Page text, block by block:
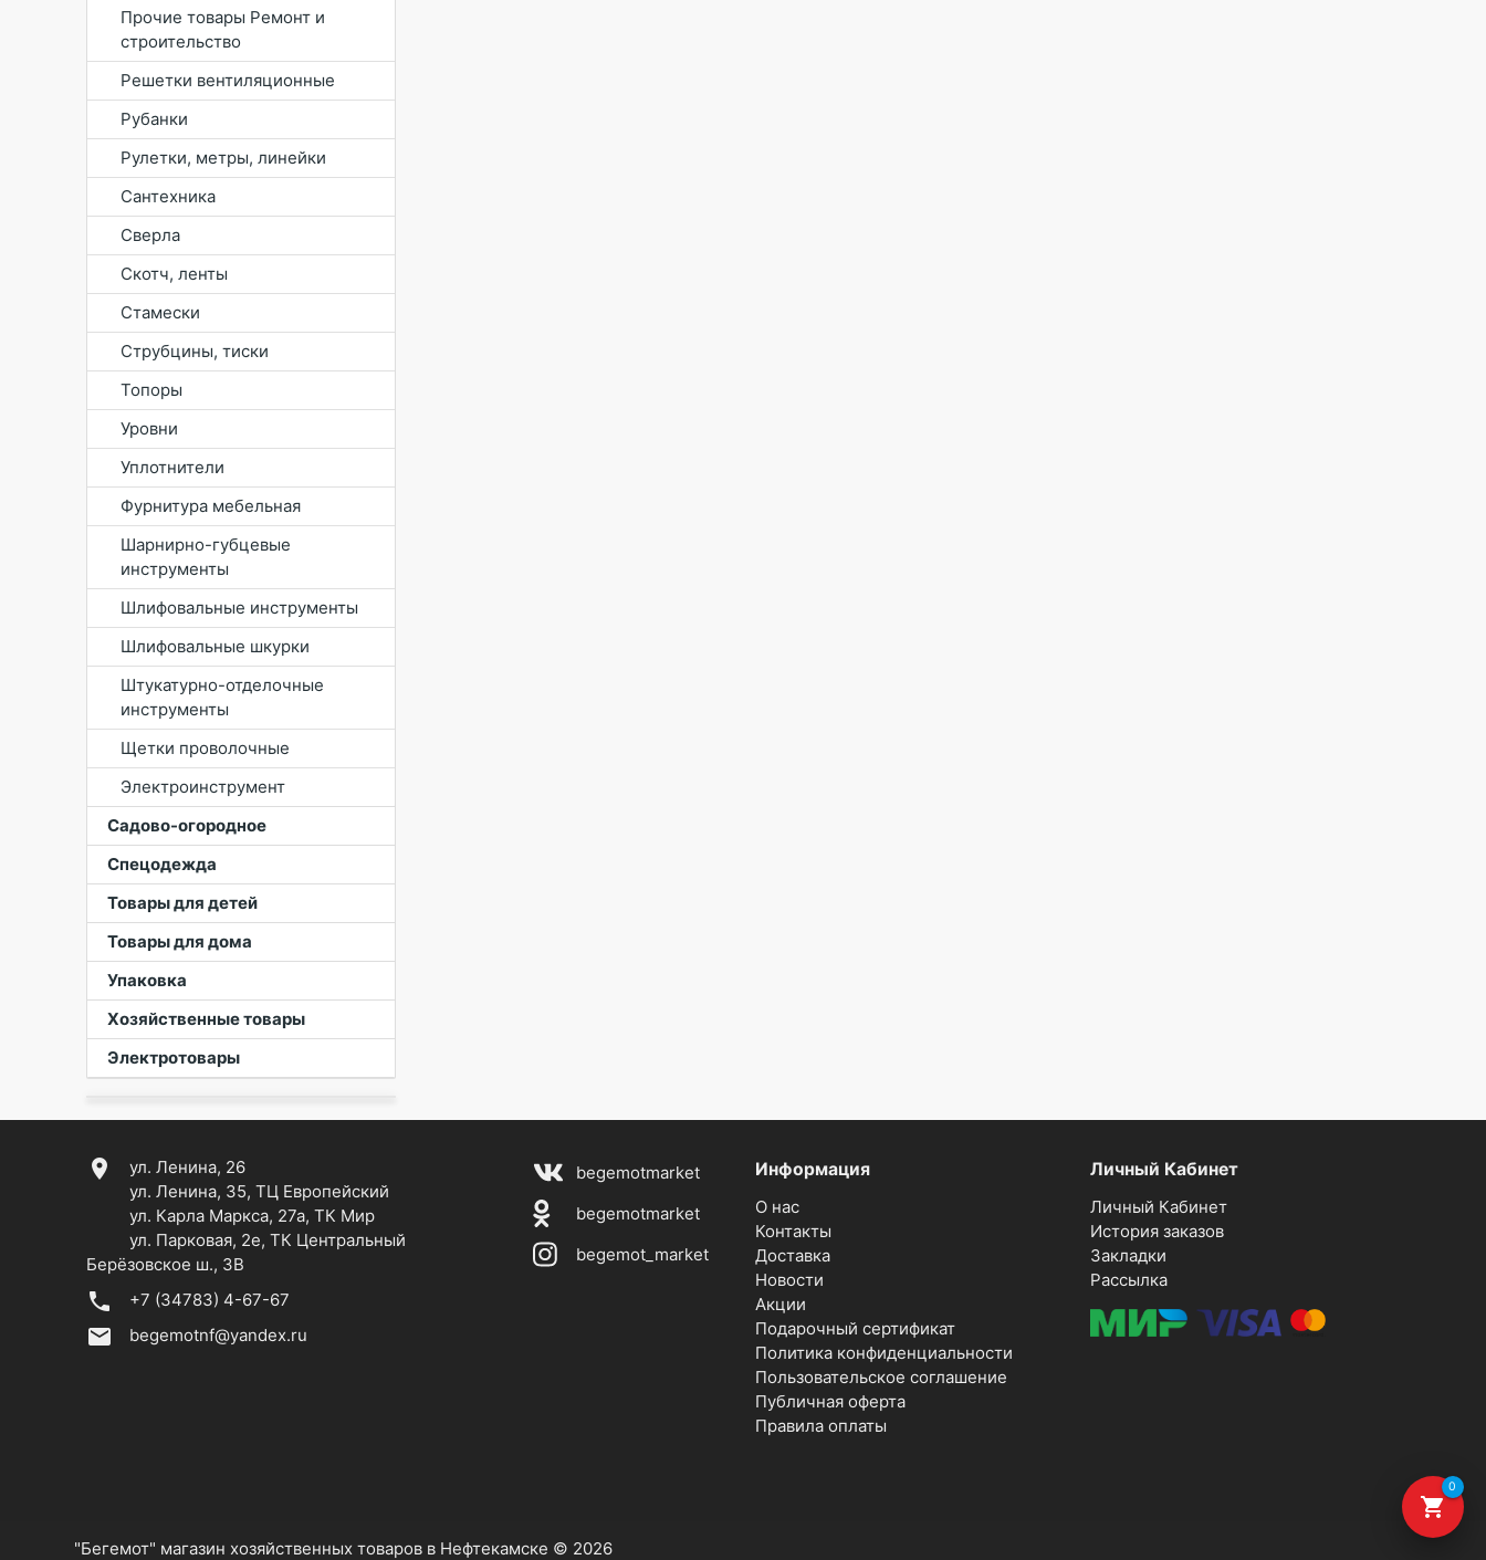
shopping_cart
0
Прочие товары Ремонт и
строительство
Решетки вентиляционные
Рубанки
Рулетки, метры, линейки
Сантехника
Сверла
Скотч, ленты
Стамески
Струбцины, тиски
Топоры
Уровни
Уплотнители
Фурнитура мебельная
Шарнирно-губцевые
инструменты
Шлифовальные инструменты
Шлифовальные шкурки
Штукатурно-отделочные
инструменты
Щетки проволочные
Электроинструмент
Садово-огородное
Спецодежда
Товары для детей
Товары для дома
Упаковка
Хозяйственные товары
Электротовары
location_on
ул. Ленина, 26
ул. Ленина, 35, ТЦ Европейский
ул. Карла Маркса, 27а, ТК Мир
ул. Парковая, 2е, ТК Центральный
Берёзовское ш., 3В
phone +7 (34783) 4-67-67
email begemotnf@yandex.ru
begemotmarket
begemotmarket
begemot_market
Информация
О нас
Контакты
Доставка
Новости
Акции
Подарочный сертификат
Политика конфиденциальности
Пользовательское соглашение
Публичная оферта
Правила оплаты
Личный Кабинет
Личный Кабинет
История заказов
Закладки
Рассылка
"Бегемот" магазин хозяйственных товаров в Нефтекамске © 2026